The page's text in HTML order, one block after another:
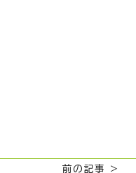
前の記事 >